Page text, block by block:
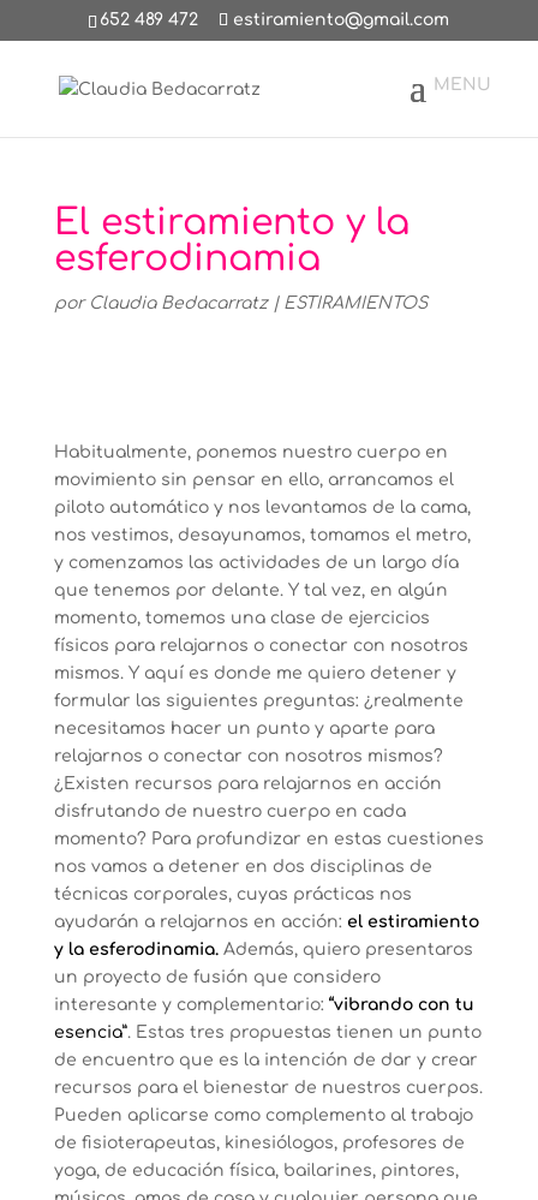
652 489 472 estiramiento@gmail.com
El estiramiento y la
esferodinamia
por Claudia Bedacarratz| ESTIRAMIENTOS
Habitualmente, ponemos nuestro cuerpo en
movimiento sin pensar en ello, arrancamos el
piloto automático y nos levantamos de la cama,
nos vestimos, desayunamos, tomamos el metro,
y comenzamos las actividades de un largo día
que tenemos por delante. Y tal vez, en algún
momento, tomemos una clase de ejercicios
físicos para relajarnos o conectar con nosotros
mismos. Y aquí es donde me quiero detener y
formular las siguientes preguntas: ¿realmente
necesitamos hacer un punto y aparte para
relajarnos o conectar con nosotros mismos?
¿Existen recursos para relajarnos en acción
disfrutando de nuestro cuerpo en cada
momento? Para profundizar en estas cuestiones
nos vamos a detener en dos disciplinas de
técnicas corporales, cuyas prácticas nos
ayudarán a relajarnos en acción: el estiramiento
y la esferodinamia.Además, quiero presentaros
un proyecto de fusión que considero
interesante y complementario: “vibrando con tu
esencia”. Estas tres propuestas tienen un punto
de encuentro que es la intención de dar y crear
recursos para el bienestar de nuestros cuerpos.
Pueden aplicarse como complemento al trabajo
de fisioterapeutas, kinesiólogos, profesores de
yoga, de educación física, bailarines, pintores,